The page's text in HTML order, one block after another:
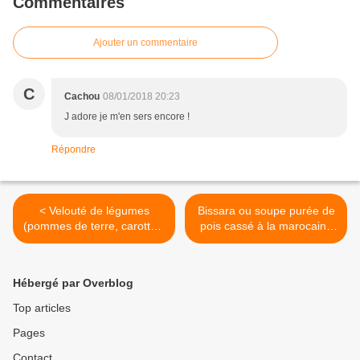
Ajouter un commentaire
C Cachou 08/01/2018 20:23
J adore je m'en sers encore !
Répondre
< Velouté de légumes
(pommes de terre, carottes,
chou vert) au companion
Bissara ou soupe purée de
pois cassé à la marocaine
au companion thermomix
Hébergé par Overblog
Top articles
Pages